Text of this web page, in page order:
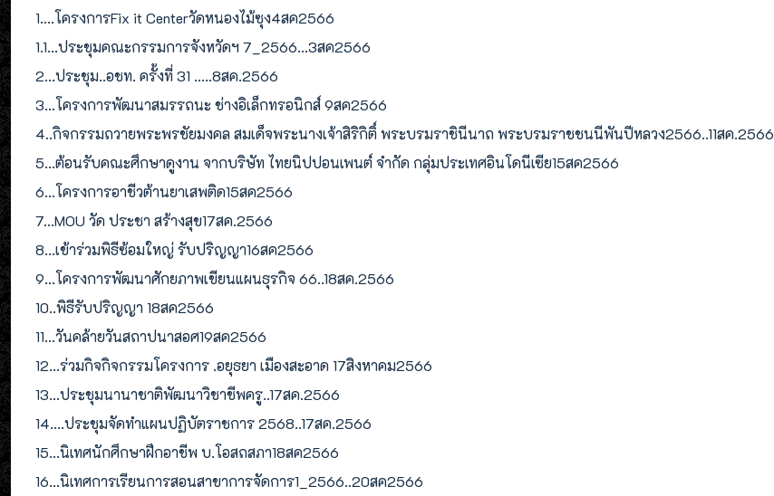
1....โครงการFix it Centerวัดหนองไม้ซุง4สค2566
1.1...ประชุมคณะกรรมการจังหวัดฯ 7_2566...3สค2566
2...ประชุม..อชท. ครั้งที่ 31 .....8สค.2566
3...โครงการพัฒนาสมรรถนะ ช่างอิเล็กทรอนิกส์ 9สค2566
4..กิจกรรมถวายพระพรชัยมงคล สมเด็จพระนางเจ้าสิริกิติ์ พระบรมราชินีนาถ พระบรมราชชนนีพันปีหลวง2566..11สค.2566
5...ต้อนรับคณะศึกษาดูงาน จากบริษัท ไทยนิปปอนเพนต์ จำกัด กลุ่มประเทศอินโดนีเซีย15สค2566
6...โครงการอาชีวต้านยาเสพติด15สค2566
7...MOU วัด ประชา สร้างสุข17สค.2566
8...เข้าร่วมพิธีซ้อมใหญ่ รับปริญญา16สค2566
9...โครงการพัฒนาศักยภาพเขียนแผนธุรกิจ 66..18สค.2566
10..พิธีรับปริญญา 18สค2566
11...วันคล้ายวันสถาปนาสอศ19สค2566
12...ร่วมกิจกิจกรรมโครงการ .อยุธยา เมืองสะอาด 17สิงหาคม2566
13...ประชุมนานาชาติพัฒนาวิชาชีพครู..17สค.2566
14....ประชุมจัดทำแผนปฏิบัตราชการ 2568..17สค.2566
15...นิเทศนักศึกษาฝึกอาชีพ บ.โอสถสภา18สค2566
16...นิเทศการเรียนการสอนสาขาการจัดการ1_2566..20สค2566